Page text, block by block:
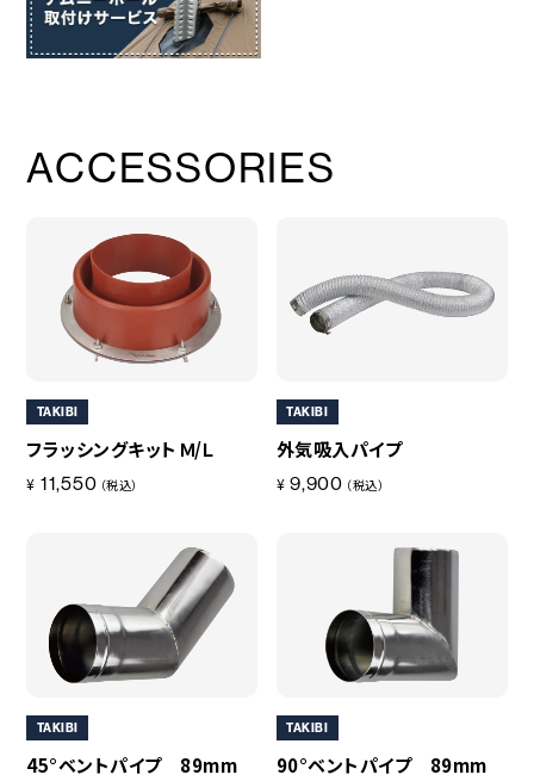
重量
〇総重量
本体×1、外気吸入パイプ×1、スパークアレスター×1、煙突×6
本、ロストル×1、ピラミッドパーツ×1、スクレーパー×1、ガラス
ACCESSORIES
TAKIBI
フラッシングキット Ｍ/Ｌ
¥ 11,550 （税込）
TAKIBI
外気吸入パイプ
¥ 9,900 （税込）
TAKIBI
45°ベントパイプ 89mm
TAKIBI
90°ベントパイプ 89mm